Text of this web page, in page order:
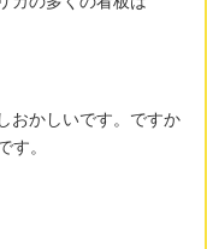
おかしいです。ですか
。